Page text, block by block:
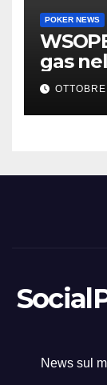
POKER NEWS
gas
azzurri
News sul